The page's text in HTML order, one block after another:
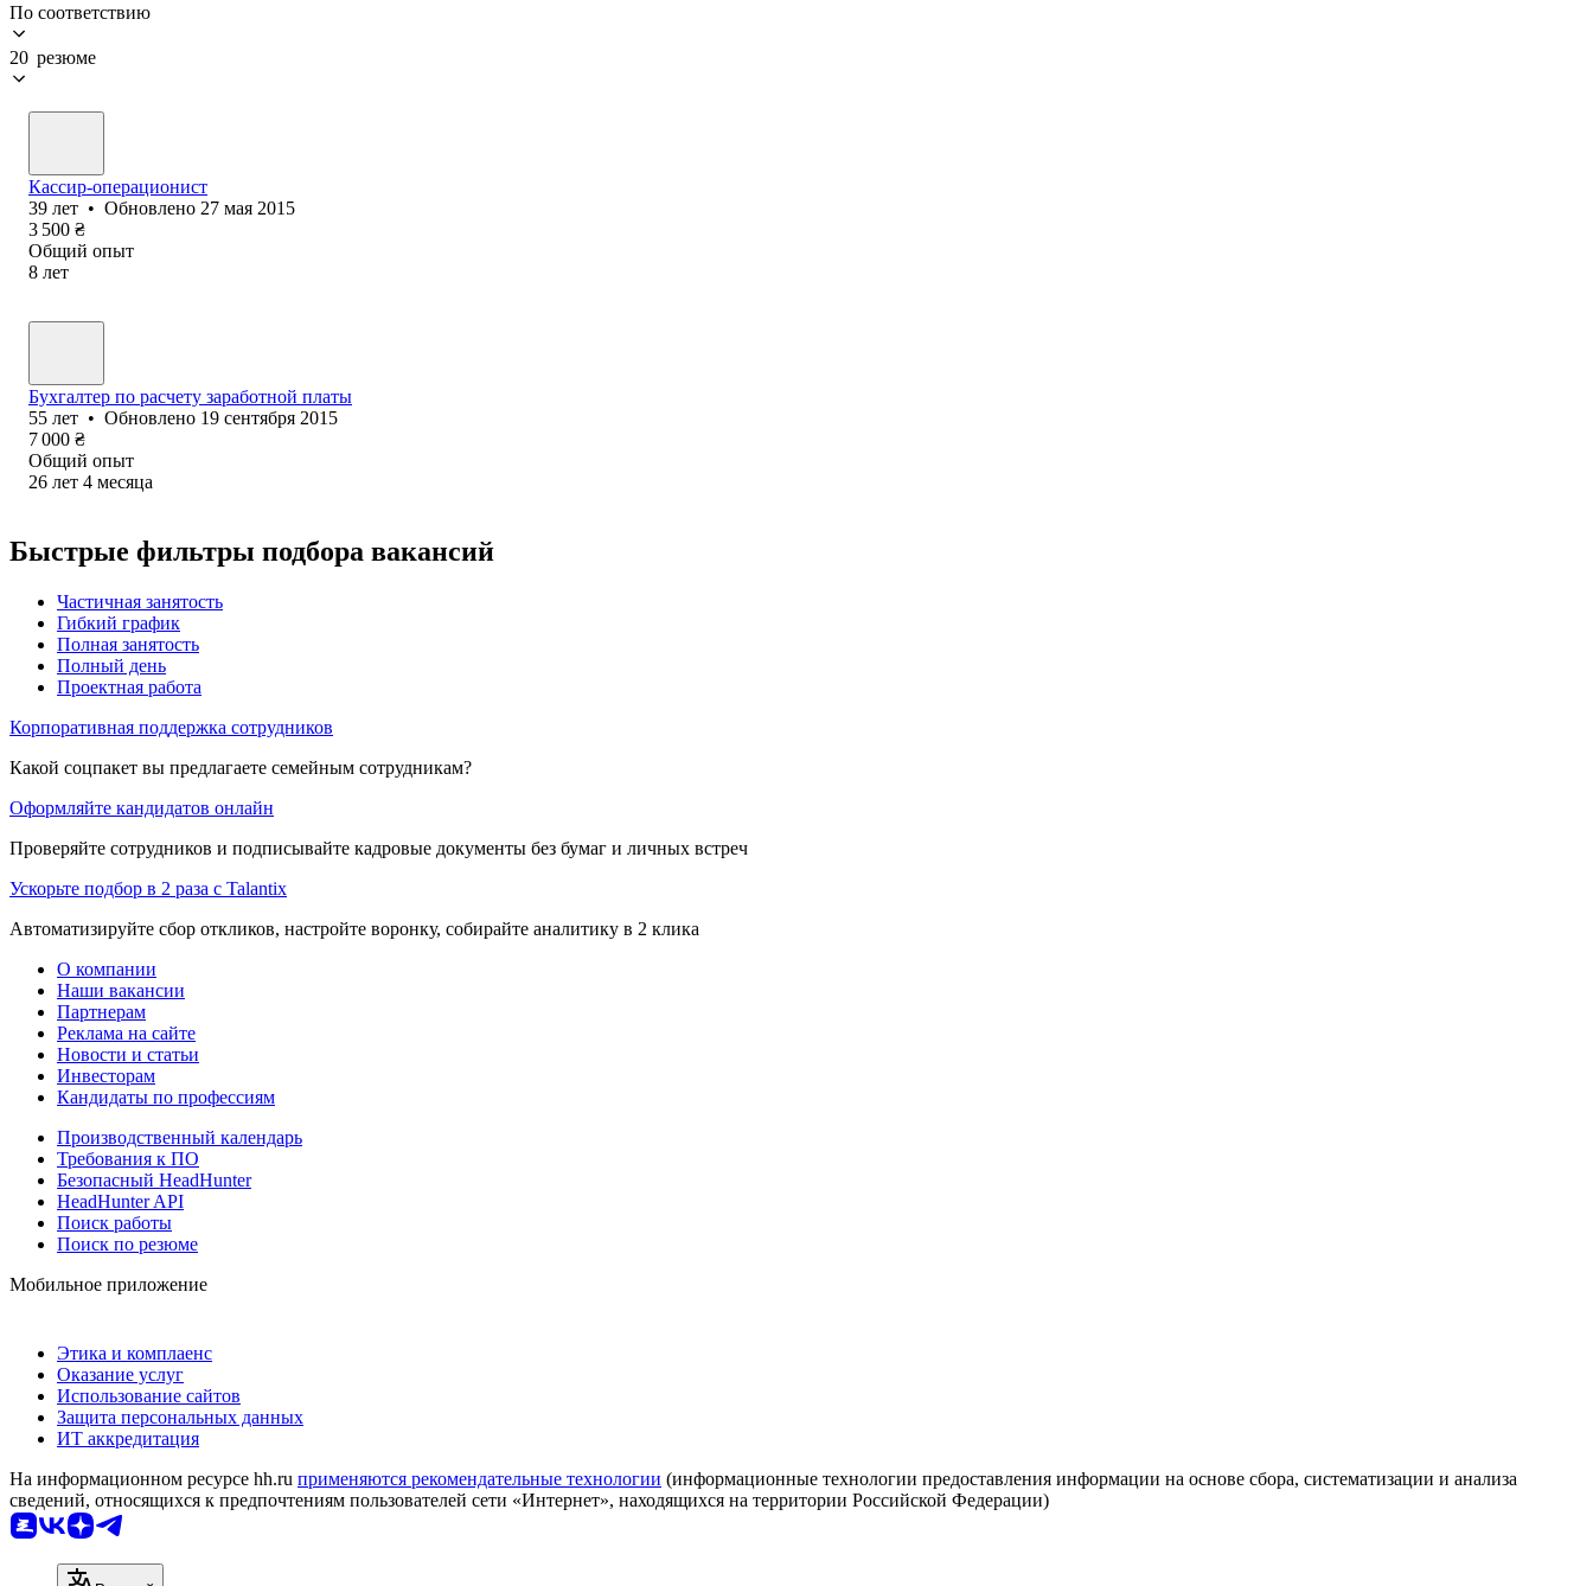
По соответствию
20 резюме
Кассир-операционист
39 лет • Обновлено 27 мая 2015
3 500 ₴
Общий опыт
8 лет
Бухгалтер по расчету заработной платы
55 лет • Обновлено 19 сентября 2015
7 000 ₴
Общий опыт
26 лет 4 месяца
Быстрые фильтры подбора вакансий
Частичная занятость
Гибкий график
Полная занятость
Полный день
Проектная работа
Корпоративная поддержка сотрудников
Какой соцпакет вы предлагаете семейным сотрудникам?
Оформляйте кандидатов онлайн
Проверяйте сотрудников и подписывайте кадровые документы без бумаг и личных встреч
Ускорьте подбор в 2 раза с Talantix
Автоматизируйте сбор откликов, настройте воронку, собирайте аналитику в 2 клика
О компании
Наши вакансии
Партнерам
Реклама на сайте
Новости и статьи
Инвесторам
Кандидаты по профессиям
Производственный календарь
Требования к ПО
Безопасный HeadHunter
HeadHunter API
Поиск работы
Поиск по резюме
Мобильное приложение
Этика и комплаенс
Оказание услуг
Использование сайтов
Защита персональных данных
ИТ аккредитация
На информационном ресурсе hh.ru применяются рекомендательные технологии (информационные технологии предоставления информации на основе сбора, систематизации и анализа
сведений, относящихся к предпочтениям пользователей сети «Интернет», находящихся на территории Российской Федерации)